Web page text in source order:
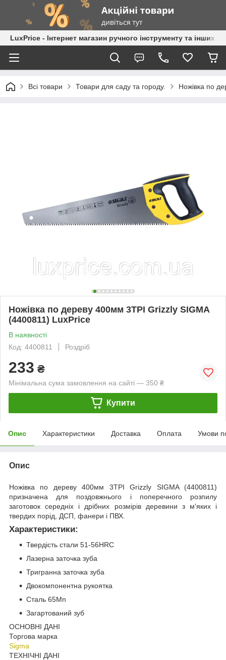
LuxPrice - Інтернет магазин ручного інструменту та інших
Всі товари Товари для саду та городу. Ножівка по
Ножівка по дереву 400мм 3TPI Grizzly SIGMA
(4400811) LuxPrice
В наявності
Код: 4400811
Роздріб
233 ₴
Мінімальна сума замовлення на сайті — 350 ₴
Купити
Опис Характеристики Доставка Оплата Умови
Опис
Ножівка по дереву 400мм 3TPI Grizzly SIGMA (4400811)
призначена для поздовжнього і поперечного розпилу
заготовок середніх і дрібних розмірів деревини з м'яких і
твердих порід, ДСП, фанери і ПВХ.
Характеристики:
Твердість стали 51-56HRC
Лазерна заточка зуба
Тригранна заточка зуба
Двокомпонентна рукоятка
Сталь 65Mn
Загартований зуб
ОСНОВНІ ДАНІ
Торгова марка
Sigma
ТЕХНІЧНІ ДАНІ